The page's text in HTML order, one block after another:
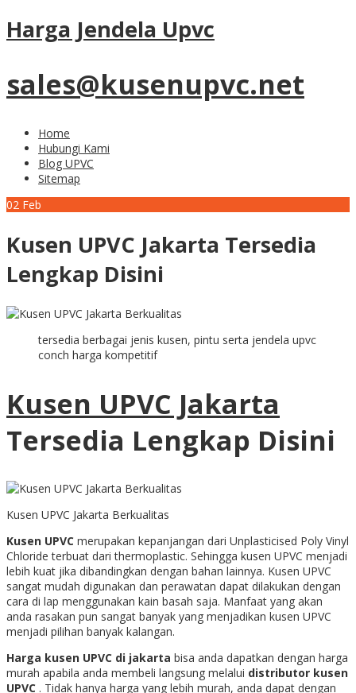
Harga Jendela Upvc
sales@kusenupvc.net
Home
Hubungi Kami
Blog UPVC
Sitemap
02 Feb
Kusen UPVC Jakarta Tersedia
Lengkap Disini
tersedia berbagai jenis kusen, pintu serta jendela upvc
conch harga kompetitif
Kusen UPVC Jakarta
Tersedia Lengkap Disini
Kusen UPVC Jakarta Berkualitas
Kusen UPVC merupakan kepanjangan dari Unplasticised Poly Vinyl
Chloride terbuat dari thermoplastic. Sehingga kusen UPVC menjadi
lebih kuat jika dibandingkan dengan bahan lainnya. Kusen UPVC
sangat mudah digunakan dan perawatan dapat dilakukan dengan
cara di lap menggunakan kain basah saja. Manfaat yang akan
anda rasakan pun sangat banyak yang menjadikan kusen UPVC
menjadi pilihan banyak kalangan.
Harga kusen UPVC di jakarta bisa anda dapatkan dengan harga
murah apabila anda membeli langsung melalui distributor kusen
UPVC . Tidak hanya harga yang lebih murah, anda dapat dengan